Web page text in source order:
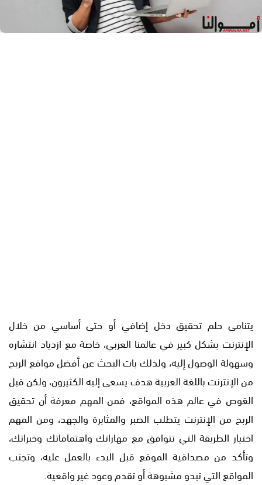
يتنامى حلم تحقيق دخل إضافي أو حتى أساسي من خلال
الإنترنت بشكل كبير في عالمنا العربي، خاصة مع ازدياد انتشاره
وسهولة الوصول إليه، ولذلك بات البحث عن أفضل مواقع الربح
من الإنترنت باللغة العربية هدف يسعى إليه الكثيرون، ولكن قبل
الغوص في عالم هذه المواقع، فمن المهم معرفة أن تحقيق
الربح من الإنترنت يتطلب الصبر والمثابرة والجهد، ومن المهم
اختيار الطريقة التي تتوافق مع مهاراتك واهتماماتك وخبراتك،
وتأكد من مصداقية الموقع قبل البدء بالعمل عليه، وتجنب
المواقع التي تبدو مشبوهة أو تقدم وعود غير واقعية.